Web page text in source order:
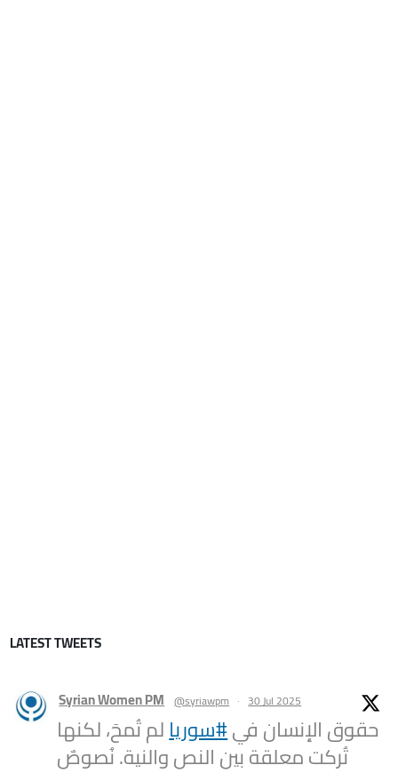
LATEST TWEETS
Syrian Women PM @syriawpm · 30 Jul 2025
حقوق الإنسان في#سوريالم تُمحَ، لكنها
تُركت معلقة بين النص والنية. نُصوصٌ